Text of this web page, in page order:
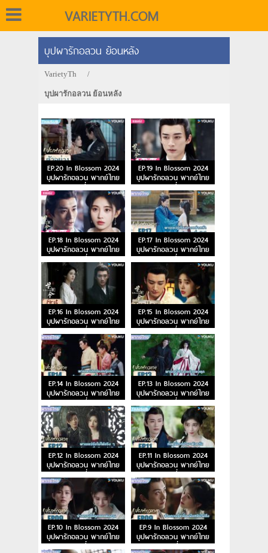
VARIETYTH.COM
บุปผารักอลวน ย้อนหลัง
VarietyTh /
บุปผารักอลวน ย้อนหลัง
EP.20 In Blossom 2024
บุปผารักอลวน พากย์ไทย
ตอนที่ 20
EP.19 In Blossom 2024
บุปผารักอลวน พากย์ไทย
ตอนที่ 19
EP.18 In Blossom 2024
บุปผารักอลวน พากย์ไทย
ตอนที่ 18
EP.17 In Blossom 2024
บุปผารักอลวน พากย์ไทย
ตอนที่ 17
EP.16 In Blossom 2024
บุปผารักอลวน พากย์ไทย
ตอนที่ 16
EP.15 In Blossom 2024
บุปผารักอลวน พากย์ไทย
ตอนที่ 15
EP.14 In Blossom 2024
บุปผารักอลวน พากย์ไทย
ตอนที่ 14
EP.13 In Blossom 2024
บุปผารักอลวน พากย์ไทย
ตอนที่ 13
EP.12 In Blossom 2024
บุปผารักอลวน พากย์ไทย
ตอนที่ 12
EP.11 In Blossom 2024
บุปผารักอลวน พากย์ไทย
ตอนที่ 11
EP.10 In Blossom 2024
บุปผารักอลวน พากย์ไทย
ตอนที่ 10
EP.9 In Blossom 2024
บุปผารักอลวน พากย์ไทย
ตอนที่ 9